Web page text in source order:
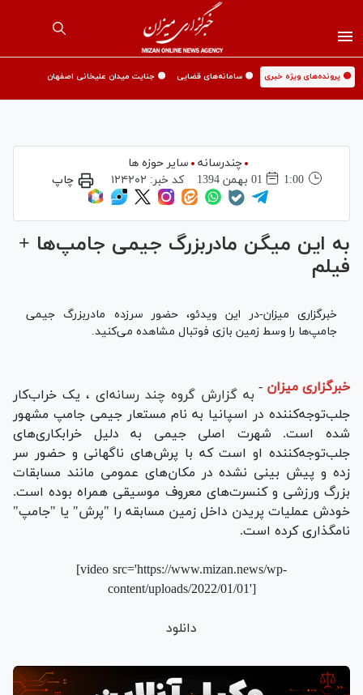
🟡 پرونده‌های ویژه خبری 🟡 سامانه‌های قضایی 🟡 جنایت میدان علیخانی اصفهان
چندرسانه
سایر حوزه ها
1:00
01 بهمن 1394 کد خبر: ۱۲۴۲۰۲ چاپ
به این میگن مادربزرگ جیمی جامپ‌ها +
فیلم
خبرگزاری میزان-در این ویدئو، حضور سرزده مادربزرگ جیمی
جامپ‌ها را وسط زمین بازی فوتبال مشاهده می‌کنید.
خبرگزاری میزان - به گزارش گروه چند رسانه‌ای ، یک خراب‌کار
جلب‌توجه‌کننده در اسپانیا به نام مستعار جیمی جامپ مشهور
شده است. شهرت اصلی جیمی به دلیل خرابکاری‌های
جلب‌توجه‌کننده او است که با پرش‌های ناگهانی و حضور سر
زده و پیش بینی نشده در مکان‌های عمومی مانند مسابقات
بزرگ ورزشی و کنسرت‌های معروف موسیقی همراه بوده است.
خودش عملیات پریدن داخل زمین مسابقه را "پرش" یا "جامپ"
نامگذاری کرده است.
[video src='https://www.mizan.news/wp-
content/uploads/2022/01/01']
دانلود